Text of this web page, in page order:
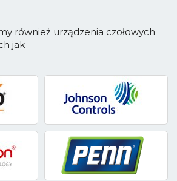
również urządzenia czołowych
jak